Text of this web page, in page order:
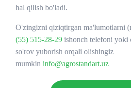
hal qilish bo'ladi.
O'zingizni qiziqtirgan ma'lumotlarni
(55) 515-28-29 ishonch telefoni yoki
so'rov yuborish orqali olishingiz
mumkininfo@agrostandart.uz